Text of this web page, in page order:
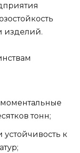
изделий.
тонн;
устойчивость к